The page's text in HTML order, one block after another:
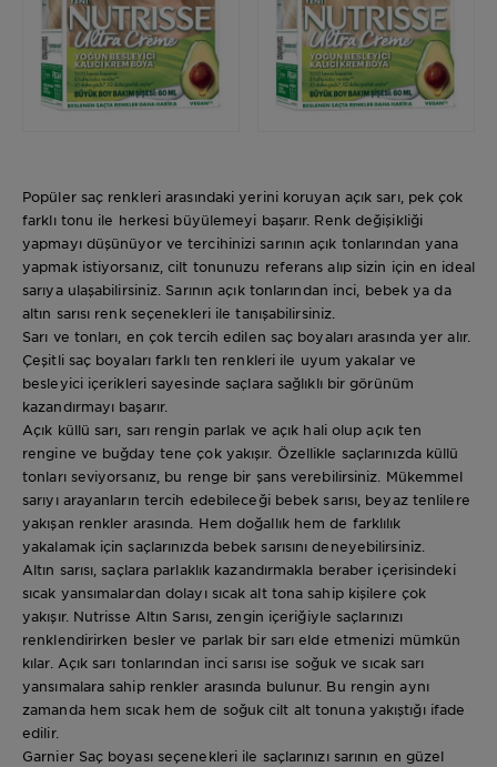
Popüler saç renkleri arasındaki yerini koruyan açık sarı, pek çok
farklı tonu ile herkesi büyülemeyi başarır. Renk değişikliği
yapmayı düşünüyor ve tercihinizi sarının açık tonlarından yana
yapmak istiyorsanız, cilt tonunuzu referans alıp sizin için en ideal
sarıya ulaşabilirsiniz. Sarının açık tonlarından inci, bebek ya da
altın sarısı renk seçenekleri ile tanışabilirsiniz.
Sarı ve tonları, en çok tercih edilen saç boyaları arasında yer alır.
Çeşitli saç boyaları farklı ten renkleri ile uyum yakalar ve
besleyici içerikleri sayesinde saçlara sağlıklı bir görünüm
kazandırmayı başarır.
Açık küllü sarı, sarı rengin parlak ve açık hali olup açık ten
rengine ve buğday tene çok yakışır. Özellikle saçlarınızda küllü
tonları seviyorsanız, bu renge bir şans verebilirsiniz. Mükemmel
sarıyı arayanların tercih edebileceği bebek sarısı, beyaz tenlilere
yakışan renkler arasında. Hem doğallık hem de farklılık
yakalamak için saçlarınızda bebek sarısını deneyebilirsiniz.
Altın sarısı, saçlara parlaklık kazandırmakla beraber içerisindeki
sıcak yansımalardan dolayı sıcak alt tona sahip kişilere çok
yakışır. Nutrisse Altın Sarısı, zengin içeriğiyle saçlarınızı
renklendirirken besler ve parlak bir sarı elde etmenizi mümkün
kılar. Açık sarı tonlarından inci sarısı ise soğuk ve sıcak sarı
yansımalara sahip renkler arasında bulunur. Bu rengin aynı
zamanda hem sıcak hem de soğuk cilt alt tonuna yakıştığı ifade
edilir.
Garnier Saç boyası seçenekleri ile saçlarınızı sarının en güzel